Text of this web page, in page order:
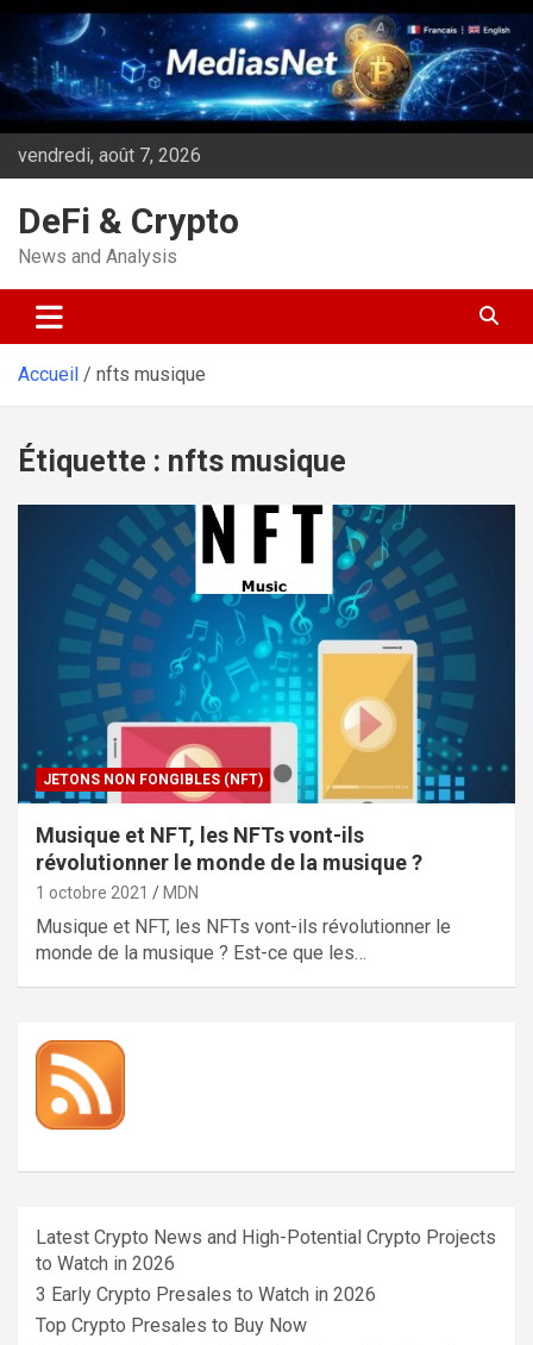
Aller
contenu
vendredi, août 7, 2026
DeFi & Crypto
News and Analysis
Accueil nfts musique
Étiquette : nfts musique
JETONS NON FONGIBLES (NFT)
Musique et NFT, les NFTs vont-ils
révolutionner le monde de la musique ?
1 octobre 2021 MDN
Musique et NFT, les NFTs vont-ils révolutionner le
monde de la musique ? Est-ce que les…
Latest Crypto News and High-Potential Crypto Projects
to Watch in 2026
3 Early Crypto Presales to Watch in 2026
Top Crypto Presales to Buy Now